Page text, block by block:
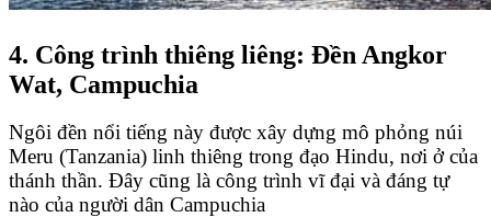
4. Công trình thiêng liêng: Đền Angkor
Wat, Campuchia
Ngôi đền nổi tiếng này được xây dựng mô phỏng núi
Meru (Tanzania) linh thiêng trong đạo Hindu, nơi ở của
thánh thần. Đây cũng là công trình vĩ đại và đáng tự
nào của người dân Campuchia